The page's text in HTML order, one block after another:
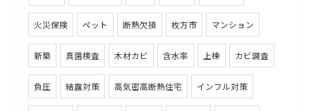
火災保険 ペット 断熱欠損 枚方市 マンション
新築 真菌検査 木材カビ 含水率 上棟 カビ調査
負圧 結露対策 高気密高断熱住宅 インフル対策